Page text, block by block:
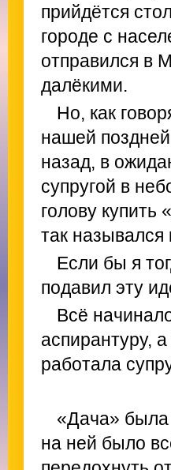
прийдётся
городе с
отправился в
далёкими.
Но, как
нашей
назад, в
супругой в
голову
так
Если бы я
подавил эту
Всё
аспирантуру,
работала
«Дача» была
на ней было